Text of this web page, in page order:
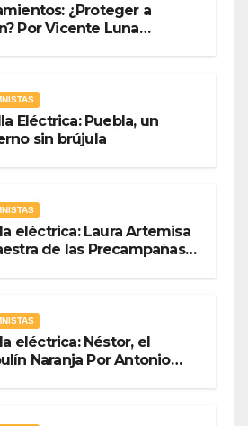
¿Proteger a
Por Vicente Luna
Eléctrica: Puebla, un
sin brújula
eléctrica: Laura Artemisa
de las Precampañas
eléctrica: Néstor, el
Naranja Por Antonio